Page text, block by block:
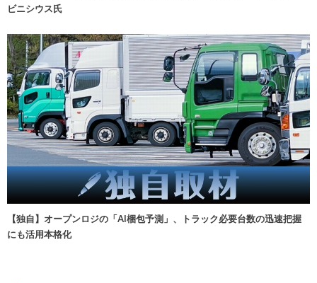
ビニシウス氏
【独自】オープンロジの「AI梱包予測」、トラック必要台数の迅速把握
にも活用本格化